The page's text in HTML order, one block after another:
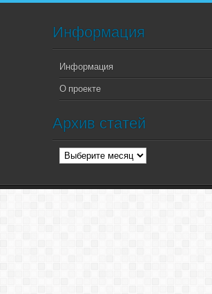
Информация
Информация
О проекте
Архив статей
Архив
статей